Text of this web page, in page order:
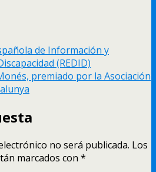
de Información y
(REDID)
premiado por la Asociación
no será publicada. Los
marcados con *